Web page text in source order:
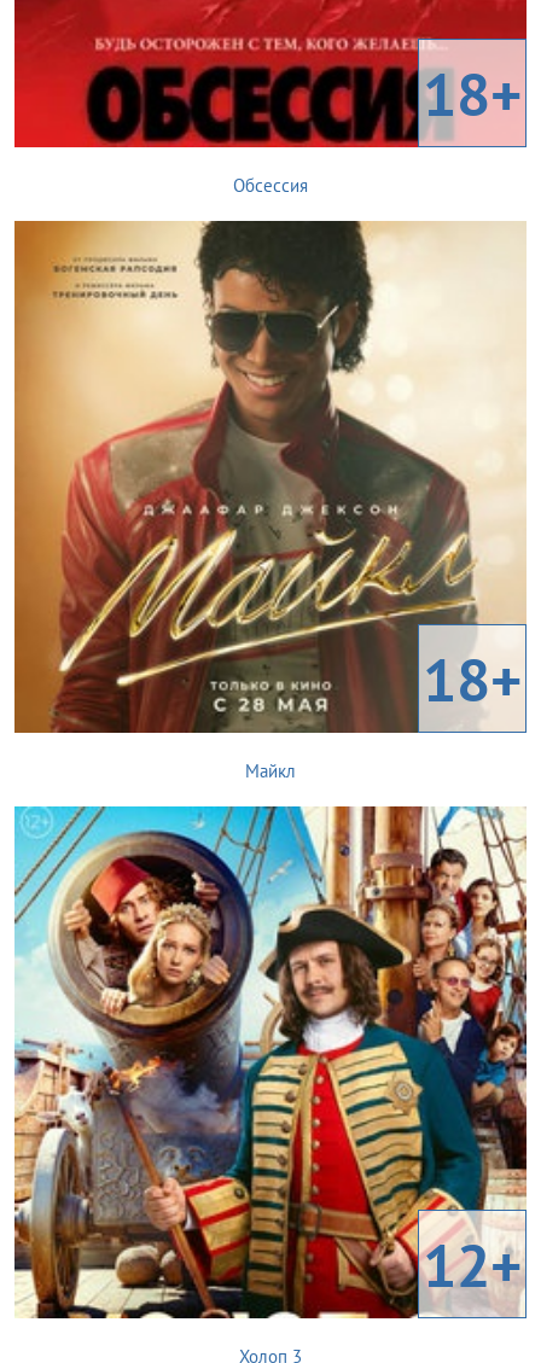
18+
Обсессия
18+
Майкл
12+
Холоп 3